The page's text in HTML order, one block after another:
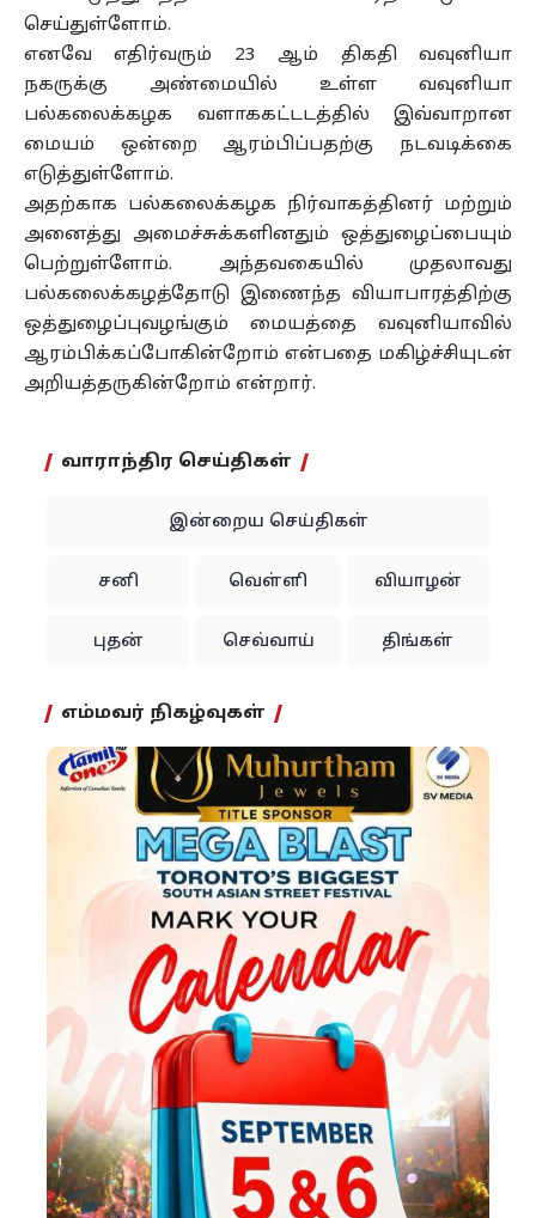
செய்துள்ளோம்.
எனவே எதிர்வரும் 23 ஆம் திகதி வவுனியா
நகருக்கு அண்மையில் உள்ள வவுனியா
பல்கலைக்கழக வளாககட்டடத்தில் இவ்வாறான
மையம் ஒன்றை ஆரம்பிப்பதற்கு நடவடிக்கை
எடுத்துள்ளோம்.
அதற்காக பல்கலைக்கழக நிர்வாகத்தினர் மற்றும்
அனைத்து அமைச்சுக்களினதும் ஒத்துழைப்பையும்
பெற்றுள்ளோம். அந்தவகையில் முதலாவது
பல்கலைக்கழத்தோடு இணைந்த வியாபாரத்திற்கு
ஒத்துழைப்புவழங்கும் மையத்தை வவுனியாவில்
ஆரம்பிக்கப்போகின்றோம் என்பதை மகிழ்ச்சியுடன்
அறியத்தருகின்றோம் என்றார்.
வாராந்திர செய்திகள்
இன்றைய செய்திகள்
சனி வெள்ளி வியாழன்
புதன் செவ்வாய் திங்கள்
எம்மவர் நிகழ்வுகள்